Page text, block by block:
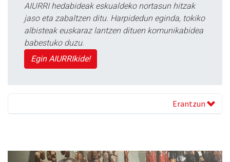
AIURRI hedabideak eskualdeko nortasun hitzak
jaso eta zabaltzen ditu. Harpidedun eginda, tokiko
albisteak euskaraz lantzen dituen komunikabidea
babestuko duzu.
Egin AIURRIkide!
Erantzun